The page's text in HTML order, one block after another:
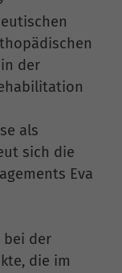
der
als
sich die
Eva
bei der
die im